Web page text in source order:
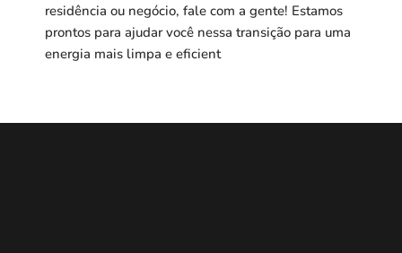
residência ou negócio, fale com a gente! Estamos
prontos para ajudar você nessa transição para uma
energia mais limpa e eficient